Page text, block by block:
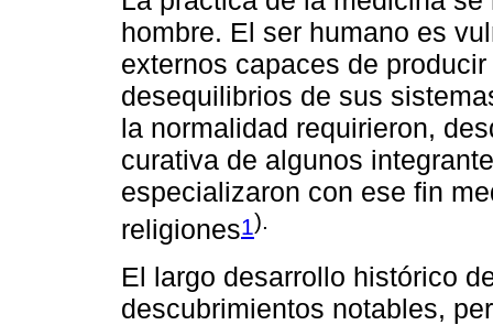
hombre. El ser humano es
externos capaces de
desequilibrios de sus
la normalidad requirieron,
curativa de algunos
especializaron con ese fin
religiones1).
El largo desarrollo histórico
descubrimientos notables,